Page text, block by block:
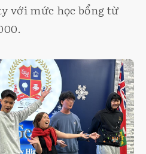
với mức học bổng từ